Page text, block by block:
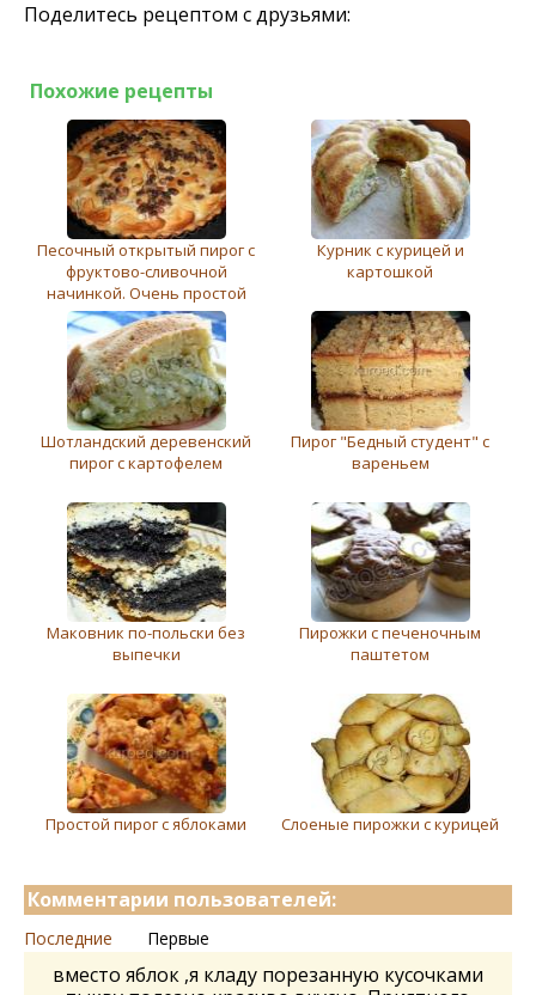
Поделитесь рецептом с друзьями:
Похожие рецепты
Песочный открытый пирог с
фруктово-сливочной
начинкой. Очень простой
Курник с курицей и
картошкой
Шотландский деревенский
пирог с картофелем
Пирог "Бедный студент" с
вареньем
Маковник по-польски без
выпечки
Пирожки с печеночным
паштетом
Простой пирог с яблоками Слоеные пирожки с курицей
Комментарии пользователей:
Последние Первые
вместо яблок ,я кладу порезанную кусочками